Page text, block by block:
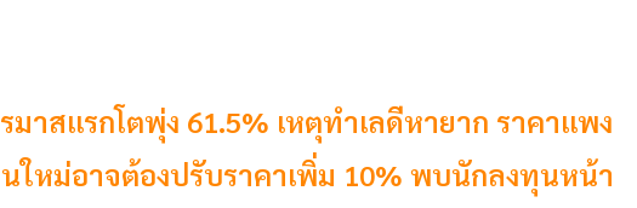
าสแรกโตพุ่ง 61.5% เหตุทำเลดีหายาก ราคาแพง
ใหม่อาจต้องปรับราคาเพิ่ม 10% พบนักลงทุนหน้า